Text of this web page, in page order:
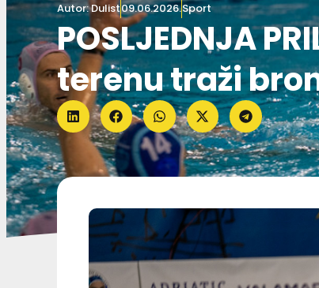
Autor:Dulist09.06.2026.Sport
POSLJEDNJA
terenu traži